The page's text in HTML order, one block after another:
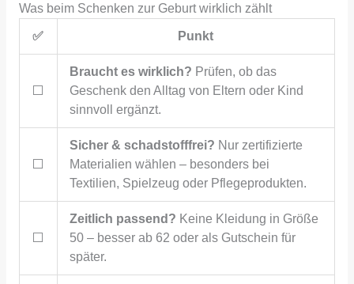
Was beim Schenken zur Geburt wirklich zählt
✅ Punkt
⬜
Braucht es wirklich? Prüfen, ob das
Geschenk den Alltag von Eltern oder Kind
sinnvoll ergänzt.
⬜
Sicher & schadstofffrei? Nur zertifizierte
Materialien wählen – besonders bei
Textilien, Spielzeug oder Pflegeprodukten.
⬜
Zeitlich passend? Keine Kleidung in Größe
50 – besser ab 62 oder als Gutschein für
später.